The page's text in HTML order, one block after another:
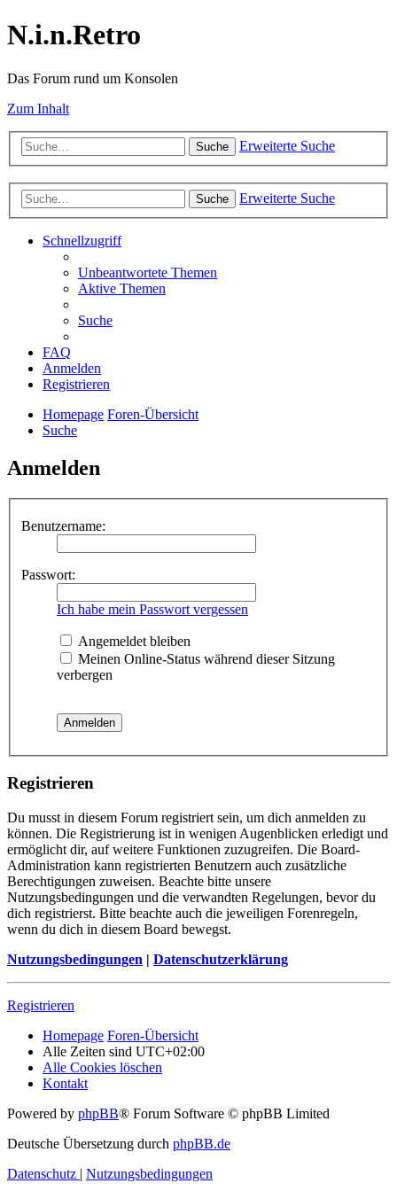
N.i.n.Retro
Das Forum rund um Konsolen
Zum Inhalt
Suche Erweiterte Suche
Suche Erweiterte Suche
Schnellzugriff
Unbeantwortete Themen
Aktive Themen
Suche
FAQ
Anmelden
Registrieren
Homepage Foren-Übersicht
Suche
Anmelden
Benutzername:
Passwort:
Ich habe mein Passwort vergessen
Angemeldet bleiben
Meinen Online-Status während dieser Sitzung
verbergen
Registrieren
Du musst in diesem Forum registriert sein, um dich anmelden zu
können. Die Registrierung ist in wenigen Augenblicken erledigt und
ermöglicht dir, auf weitere Funktionen zuzugreifen. Die Board-
Administration kann registrierten Benutzern auch zusätzliche
Berechtigungen zuweisen. Beachte bitte unsere
Nutzungsbedingungen und die verwandten Regelungen, bevor du
dich registrierst. Bitte beachte auch die jeweiligen Forenregeln,
wenn du dich in diesem Board bewegst.
Nutzungsbedingungen | Datenschutzerklärung
Registrieren
Homepage Foren-Übersicht
Alle Zeiten sind UTC+02:00
Alle Cookies löschen
Kontakt
Powered by phpBB® Forum Software © phpBB Limited
Deutsche Übersetzung durch phpBB.de
Datenschutz | Nutzungsbedingungen